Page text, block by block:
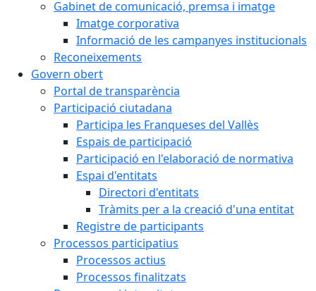
Gabinet de comunicació, premsa i imatge
Imatge corporativa
Informació de les campanyes institucionals
Reconeixements
Govern obert
Portal de transparència
Participació ciutadana
Participa les Franqueses del Vallès
Espais de participació
Participació en l'elaboració de normativa
Espai d'entitats
Directori d'entitats
Tràmits per a la creació d'una entitat
Registre de participants
Processos participatius
Processos actius
Processos finalitzats